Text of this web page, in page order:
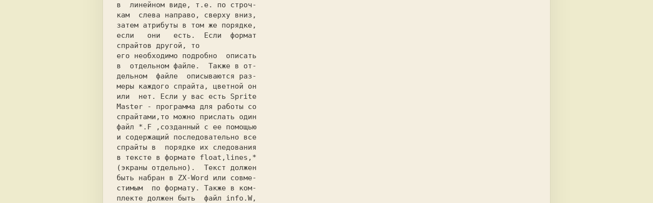
в  линейном виде, т.е. по строч-
кам  слева направо, сверху вниз,
затем атрибуты в том же порядке,
если   они   есть.  Если  формат
спрайтов другой, то
его необходимо подробно  описать
в  отдельном файле.  Также в от-
дельном  файле  описываются раз-
меры каждого спрайта, цветной он
или  нет. Если у вас есть Sprite
Master - программа для работы со
спрайтами,то можно прислать один
файл *.F ,созданный с ee помощью
и содержащий последовательно все
спрайты в  порядке их следования
в тексте в формате float,lines,*
(экраны отдельно).  Текст должен
быть набран в ZX-Word или совме-
стимым  по формату. Также в ком-
плекте должен быть  файл info.W,